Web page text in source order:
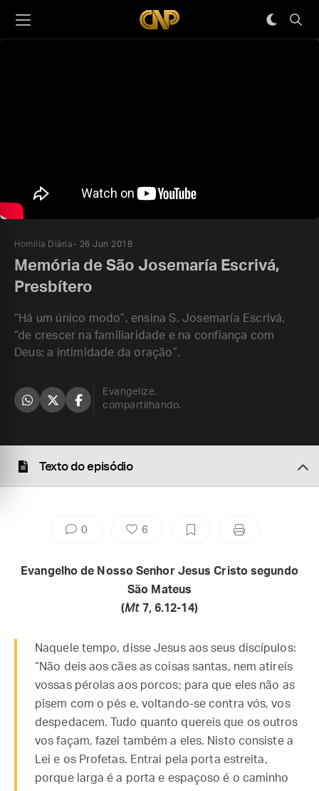
Homilia Diária 26 Jun 2018
Memória de São Josemaría Escrivá,
Presbítero
“Há um único modo”, ensina S. Josemaría Escrivá,
“de crescer na familiaridade e na confiança com
Deus: a intimidade da oração”.
Evangelize,
compartilhando.
Texto do episódio
0 6
Evangelho de Nosso Senhor Jesus Cristo segundo
São Mateus
(Mt 7, 6.12-14)
Naquele tempo, disse Jesus aos seus discípulos:
“Não deis aos cães as coisas santas, nem atireis
vossas pérolas aos porcos; para que eles não as
pisem com o pés e, voltando-se contra vós, vos
despedacem. Tudo quanto quereis que os outros
vos façam, fazei também a eles. Nisto consiste a
Lei e os Profetas. Entrai pela porta estreita,
porque larga é a porta e espaçoso é o caminho